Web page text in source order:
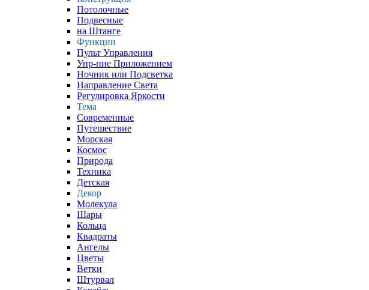
Потолочные
Подвесные
на Штанге
Функции
Пульт Управления
Упр-ние Приложением
Ночник или Подсветка
Направление Света
Регулировка Яркости
Тема
Современные
Путешествие
Морская
Космос
Природа
Техника
Детская
Декор
Молекула
Шары
Кольца
Квадраты
Ангелы
Цветы
Ветки
Штурвал